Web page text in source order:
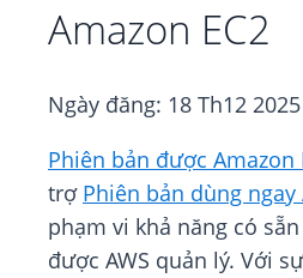
Amazon EC2
Ngày đăng: 18 Th12 2025
Phiên bản được Amazon
trợ Phiên bản dùng ngay
phạm vi khả năng có
được AWS quản lý. Với